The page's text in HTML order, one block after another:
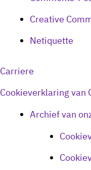
Creative
Netiquette
Carriere
Cookieverklaring van
Archief van